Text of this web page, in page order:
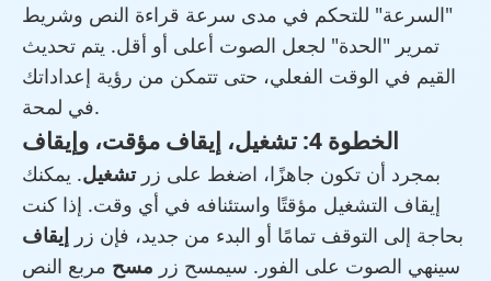
"السرعة" للتحكم في مدى سرعة قراءة النص وشريط
تمرير "الحدة" لجعل الصوت أعلى أو أقل. يتم تحديث
القيم في الوقت الفعلي، حتى تتمكن من رؤية إعداداتك
في لمحة.
الخطوة 4: تشغيل، إيقاف مؤقت، وإيقاف
بمجرد أن تكون جاهزًا، اضغط على زرتشغيل. يمكنك
إيقاف التشغيل مؤقتًا واستئنافه في أي وقت. إذا كنت
بحاجة إلى التوقف تمامًا أو البدء من جديد، فإن زر إيقاف
سينهي الصوت على الفور. سيمسح زر مسح مربع النص